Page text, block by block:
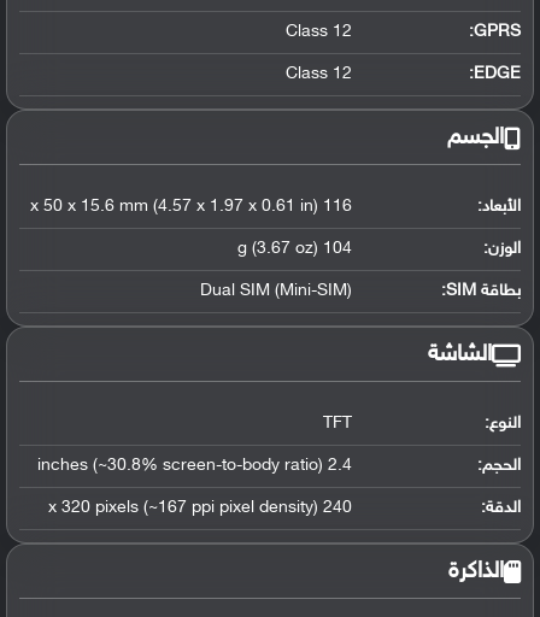
GPRS:
Class 12
EDGE:
Class 12
الجسم
الأبعاد: 116 x 50 x 15.6 mm (4.57 x 1.97 x 0.61 in)
الوزن: 104 g (3.67 oz)
بطاقة SIM: Dual SIM (Mini-SIM)
الشاشة
النوع: TFT
الحجم: 2.4 inches (~30.8% screen-to-body ratio)
الدقة: 240 x 320 pixels (~167 ppi pixel density)
الذاكرة